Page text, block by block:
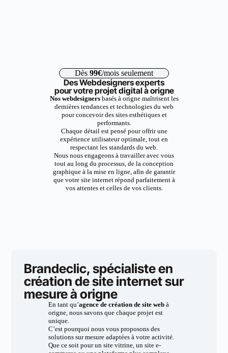
Dès 99€/mois seulement
Des Webdesigners experts
pour votre projet digital à origne
Nos webdesignersbasés à origne maîtrisent les
dernières tendances et technologies du web
pour concevoir des sites esthétiques et
performants.
Chaque détail est pensé pour offrir une
expérience utilisateur optimale, tout en
respectant les standards du web.
Nous nous engageons à travailler avec vous
tout au long du processus, de la conception
graphique à la mise en ligne, afin de garantir
que votre site internet répond parfaitement à
vos attentes et celles de vos clients.
Brandeclic, spécialiste en
création de site internet sur
mesure à origne
En tant qu’agence de création de site webà
origne, nous savons que chaque projet est
unique.
C’est pourquoi nous vous proposons des
solutions sur mesure adaptées à votre activité.
Que ce soit pour un site vitrine, un site e-